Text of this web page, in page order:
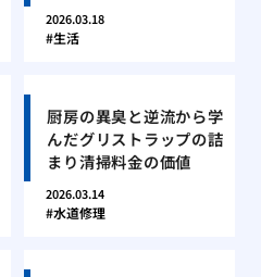
2026.03.18
生活
厨房の異臭と逆流から学
んだグリストラップの詰
まり清掃料金の価値
2026.03.14
水道修理